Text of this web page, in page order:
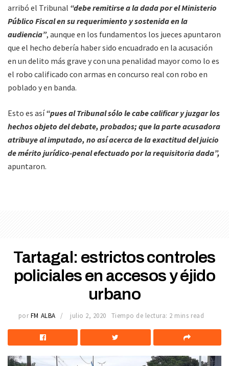
arribó el Tribunal “debe remitirse a la dada por el Ministerio
Público Fiscal en su requerimiento y sostenida en la
audiencia”, aunque en los fundamentos los jueces apuntaron
que el hecho debería haber sido encuadrado en la acusación
en un delito más grave y con una penalidad mayor como lo es
el robo calificado con armas en concurso real con robo en
poblado y en banda.
Esto es así“pues al Tribunal sólo le cabe calificar y juzgar los
hechos objeto del debate, probados; que la parte acusadora
atribuye al imputado, no así acerca de la exactitud del juicio
de mérito jurídico-penal efectuado por la requisitoria dada”,
apuntaron.
Tartagal: estrictos controles
policiales en accesos y éjido
urbano
por FM ALBA julio 2, 2020 Tiempo de lectura: 2 mins read